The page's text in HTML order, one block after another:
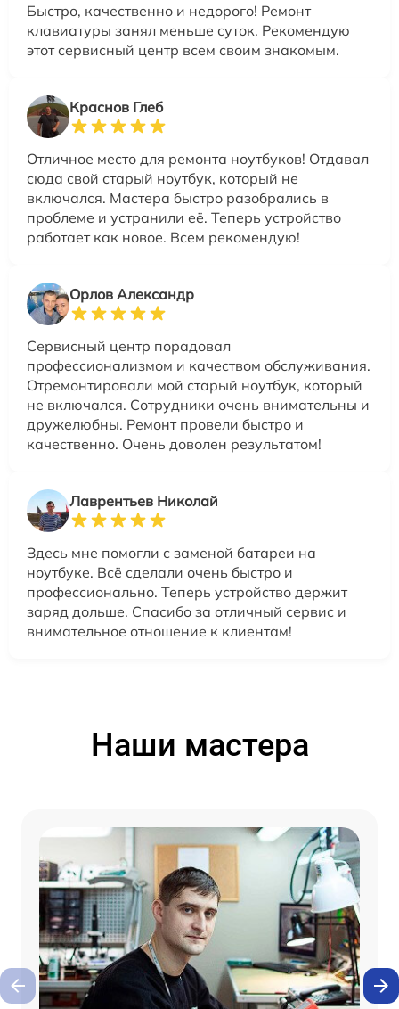
Быстро, качественно и недорого! Ремонт
клавиатуры занял меньше суток. Рекомендую
этот сервисный центр всем своим знакомым.
Краснов Глеб
Отличное место для ремонта ноутбуков! Отдавал
сюда свой старый ноутбук, который не
включался. Мастера быстро разобрались в
проблеме и устранили её. Теперь устройство
работает как новое. Всем рекомендую!
Орлов Александр
Сервисный центр порадовал
профессионализмом и качеством обслуживания.
Отремонтировали мой старый ноутбук, который
не включался. Сотрудники очень внимательны и
дружелюбны. Ремонт провели быстро и
качественно. Очень доволен результатом!
Лаврентьев Николай
Здесь мне помогли с заменой батареи на
ноутбуке. Всё сделали очень быстро и
профессионально. Теперь устройство держит
заряд дольше. Спасибо за отличный сервис и
внимательное отношение к клиентам!
Наши мастера